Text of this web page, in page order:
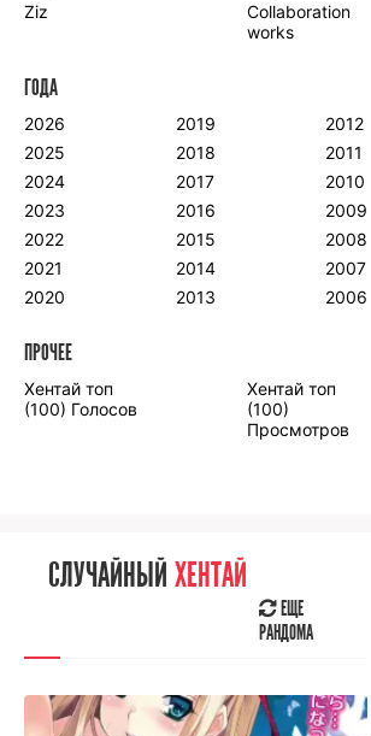
ПО ГОДУ
2023
2022
2021
2020
2019
2018
2017
2016
2013
2012
2011
2010
2009
2008
2005
2004
2003
2002
2001
2000
ПРОЧЕЕ
Аниме фильмы Аниме OVA
СЛУЧАЙНОЕ АНИМЕ
РАНДОМА
ВЫ НЕДАВНОСМОТРЕЛИ
Ziz
Collaboration
works
ГОДА
2026
2025
2024
2023
2022
2021
2020
2019
2018
2017
2016
2015
2014
2013
2012
2011
2010
2009
2008
2007
2006
ПРОЧЕЕ
Хентай топ
(100) Голосов
Хентай топ
(100)
Просмотров
СЛУЧАЙНЫЙ ХЕНТАЙ
ЕЩЕ
РАНДОМА